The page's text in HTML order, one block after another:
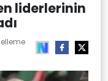
liderlerinin